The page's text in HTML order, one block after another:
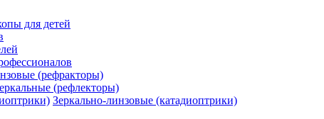
для детей
(рефракторы)
(рефлекторы)
Зеркально-линзовые (катадиоптрики)